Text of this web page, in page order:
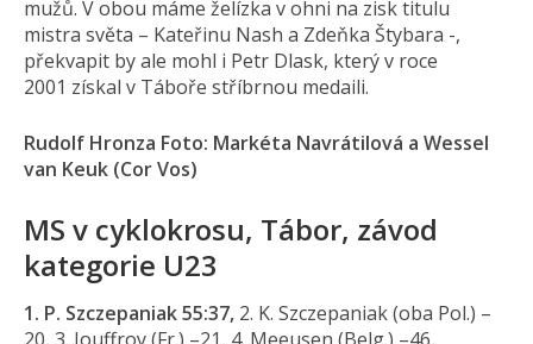
mužů. V obou máme želízka v ohni na zisk titulu
mistra světa – Kateřinu Nash a Zdeňka Štybara -,
překvapit by ale mohl i Petr Dlask, který v roce
2001 získal v Táboře stříbrnou medaili.
Rudolf Hronza Foto: Markéta Navrátilová a Wessel
van Keuk (Cor Vos)
MS v cyklokrosu, Tábor, závod
kategorie U23
1. P. Szczepaniak 55:37, 2. K. Szczepaniak (oba Pol.) –